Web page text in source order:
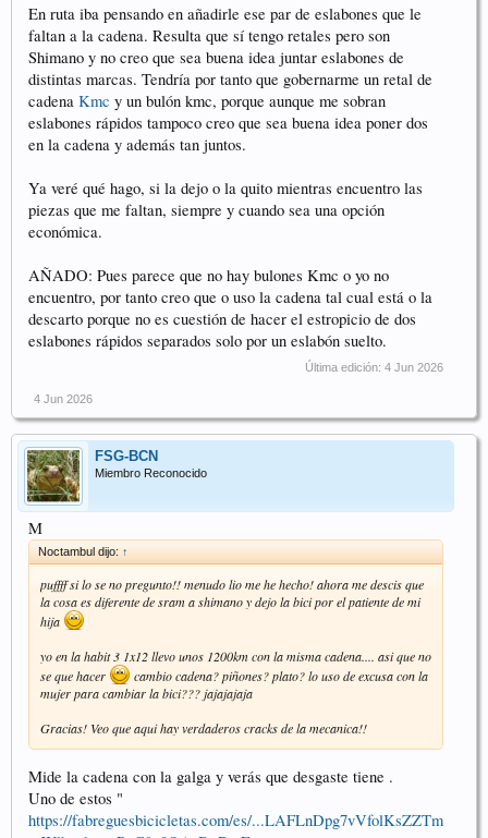
En ruta iba pensando en añadirle ese par de eslabones que le
faltan a la cadena. Resulta que sí tengo retales pero son
Shimano y no creo que sea buena idea juntar eslabones de
distintas marcas. Tendría por tanto que gobernarme un retal de
cadena Kmc y un bulón kmc, porque aunque me sobran
eslabones rápidos tampoco creo que sea buena idea poner dos
en la cadena y además tan juntos.
Ya veré qué hago, si la dejo o la quito mientras encuentro las
piezas que me faltan, siempre y cuando sea una opción
económica.
AÑADO: Pues parece que no hay bulones Kmc o yo no
encuentro, por tanto creo que o uso la cadena tal cual está o la
descarto porque no es cuestión de hacer el estropicio de dos
eslabones rápidos separados solo por un eslabón suelto.
Última edición: 4 Jun 2026
4 Jun 2026
FSG-BCN
Miembro Reconocido
M
Noctambul dijo: ↑
puffff si lo se no pregunto!! menudo lio me he hecho! ahora me descis que
la cosa es diferente de sram a shimano y dejo la bici por el patiente de mi
hija
yo en la habit 3 1x12 llevo unos 1200km con la misma cadena.... asi que no
se que hacer
cambio cadena? piñones? plato? lo uso de excusa con la
mujer para cambiar la bici??? jajajajaja
Gracias! Veo que aqui hay verdaderos cracks de la mecanica!!
Mide la cadena con la galga y verás que desgaste tiene .
Uno de estos "
https://fabreguesbicicletas.com/es/...LAFLnDpg7vVfolKsZZTm